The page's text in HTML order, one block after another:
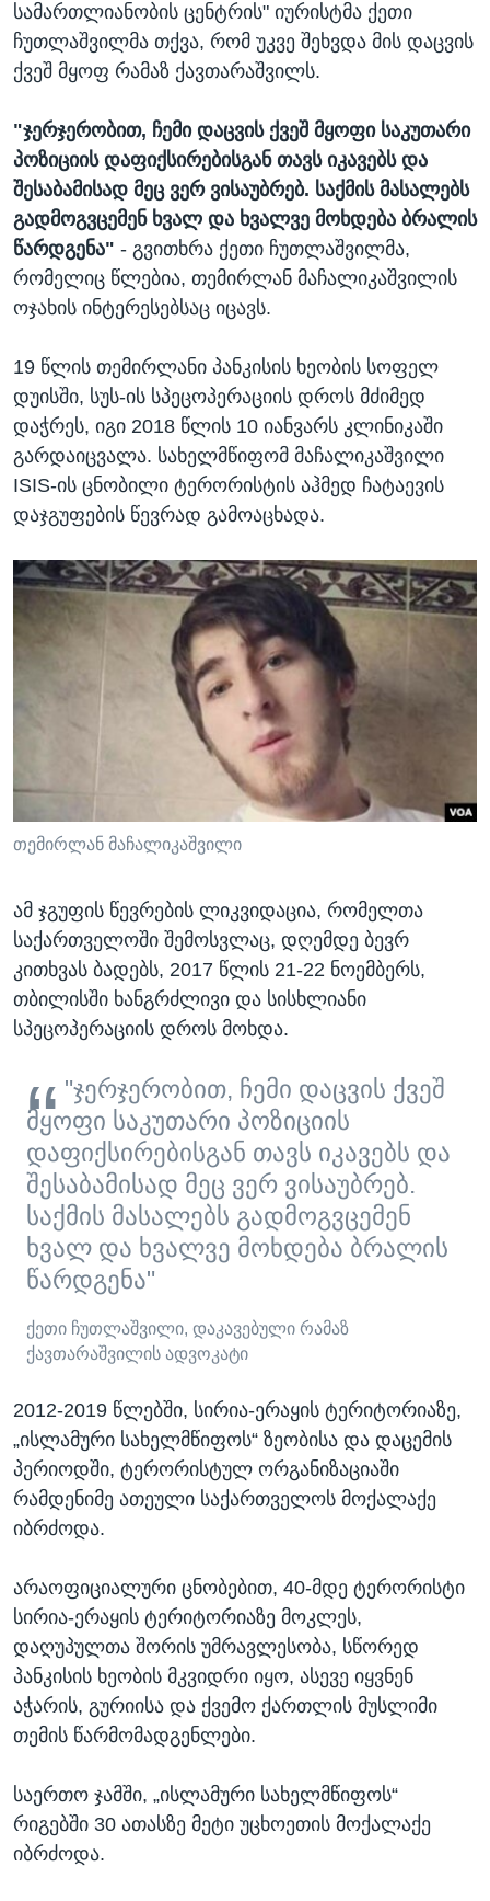
სამართლიანობის ცენტრის" იურისტმა ქეთი
ჩუთლაშვილმა თქვა, რომ უკვე შეხვდა მის დაცვის
ქვეშ მყოფ რამაზ ქავთარაშვილს.
"ჯერჯერობით, ჩემი დაცვის ქვეშ მყოფი საკუთარი
პოზიციის დაფიქსირებისგან თავს იკავებს და
შესაბამისად მეც ვერ ვისაუბრებ. საქმის მასალებს
გადმოგვცემენ ხვალ და ხვალვე მოხდება ბრალის
წარდგენა" - გვითხრა ქეთი ჩუთლაშვილმა,
რომელიც წლებია, თემირლან მაჩალიკაშვილის
ოჯახის ინტერესებსაც იცავს.
19 წლის თემირლანი პანკისის ხეობის სოფელ
დუისში, სუს-ის სპეცოპერაციის დროს მძიმედ
დაჭრეს, იგი 2018 წლის 10 იანვარს კლინიკაში
გარდაიცვალა. სახელმწიფომ მაჩალიკაშვილი
ISIS-ის ცნობილი ტერორისტის აჰმედ ჩატაევის
დაჯგუფების წევრად გამოაცხადა.
თემირლან მაჩალიკაშვილი
ამ ჯგუფის წევრების ლიკვიდაცია, რომელთა
საქართველოში შემოსვლაც, დღემდე ბევრ
კითხვას ბადებს, 2017 წლის 21-22 ნოემბერს,
თბილისში ხანგრძლივი და სისხლიანი
სპეცოპერაციის დროს მოხდა.
"ჯერჯერობით, ჩემი დაცვის ქვეშ
მყოფი საკუთარი პოზიციის
დაფიქსირებისგან თავს იკავებს და
შესაბამისად მეც ვერ ვისაუბრებ.
საქმის მასალებს გადმოგვცემენ
ხვალ და ხვალვე მოხდება ბრალის
წარდგენა"
ქეთი ჩუთლაშვილი, დაკავებული რამაზ
ქავთარაშვილის ადვოკატი
2012-2019 წლებში, სირია-ერაყის ტერიტორიაზე,
„ისლამური სახელმწიფოს“ ზეობისა და დაცემის
პერიოდში, ტერორისტულ ორგანიზაციაში
რამდენიმე ათეული საქართველოს მოქალაქე
იბრძოდა.
არაოფიციალური ცნობებით, 40-მდე ტერორისტი
სირია-ერაყის ტერიტორიაზე მოკლეს,
დაღუპულთა შორის უმრავლესობა, სწორედ
პანკისის ხეობის მკვიდრი იყო, ასევე იყვნენ
აჭარის, გურიისა და ქვემო ქართლის მუსლიმი
თემის წარმომადგენლები.
საერთო ჯამში, „ისლამური სახელმწიფოს“
რიგებში 30 ათასზე მეტი უცხოეთის მოქალაქე
იბრძოდა.